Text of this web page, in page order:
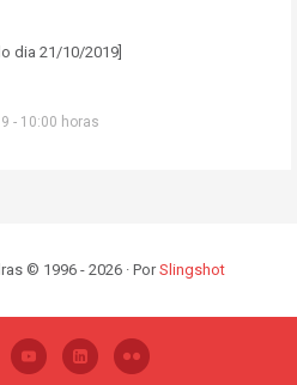
dia 21/10/2019]
- 10:00 horas
© 1996 - 2026 · PorSlingshot